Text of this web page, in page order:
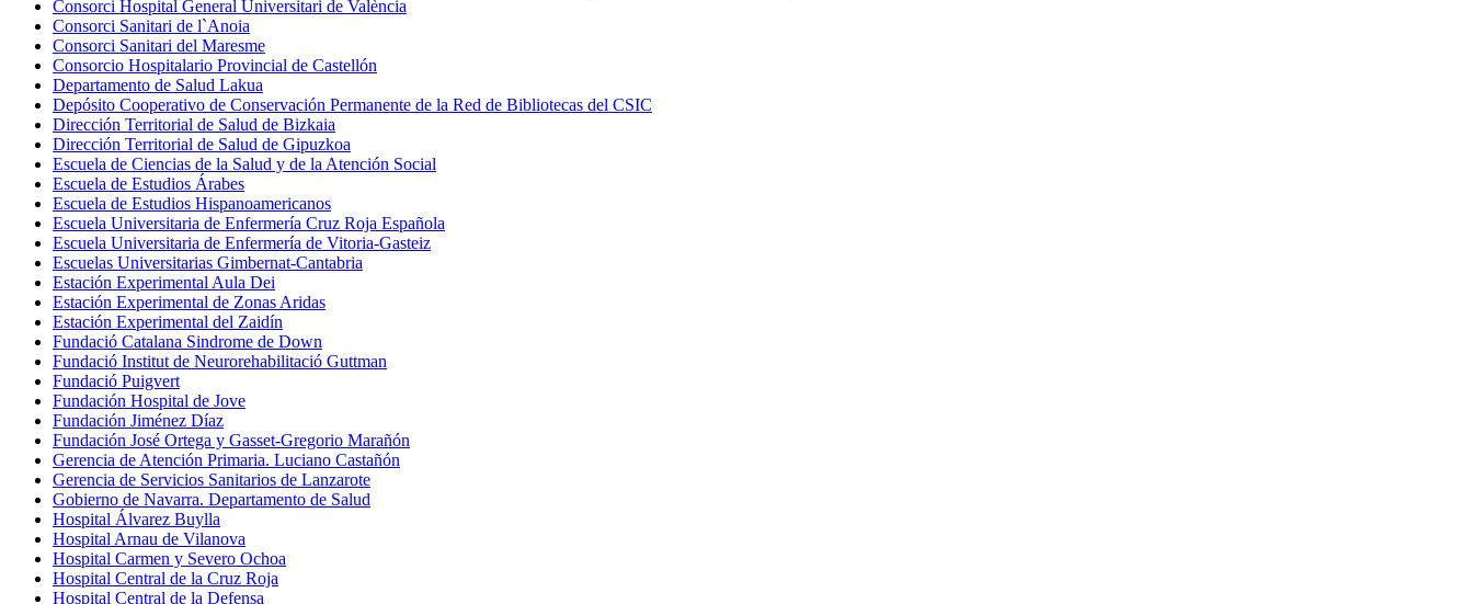
Consorci Hospital General Universitari de València
Consorci Sanitari de l`Anoia
Consorci Sanitari del Maresme
Consorcio Hospitalario Provincial de Castellón
Departamento de Salud Lakua
Depósito Cooperativo de Conservación Permanente de la Red de Bibliotecas del CSIC
Dirección Territorial de Salud de Bizkaia
Dirección Territorial de Salud de Gipuzkoa
Escuela de Ciencias de la Salud y de la Atención Social
Escuela de Estudios Árabes
Escuela de Estudios Hispanoamericanos
Escuela Universitaria de Enfermería Cruz Roja Española
Escuela Universitaria de Enfermería de Vitoria-Gasteiz
Escuelas Universitarias Gimbernat-Cantabria
Estación Experimental Aula Dei
Estación Experimental de Zonas Aridas
Estación Experimental del Zaidín
Fundació Catalana Sindrome de Down
Fundació Institut de Neurorehabilitació Guttman
Fundació Puigvert
Fundación Hospital de Jove
Fundación Jiménez Díaz
Fundación José Ortega y Gasset-Gregorio Marañón
Gerencia de Atención Primaria. Luciano Castañón
Gerencia de Servicios Sanitarios de Lanzarote
Gobierno de Navarra. Departamento de Salud
Hospital Álvarez Buylla
Hospital Arnau de Vilanova
Hospital Carmen y Severo Ochoa
Hospital Central de la Cruz Roja
Hospital Central de la Defensa